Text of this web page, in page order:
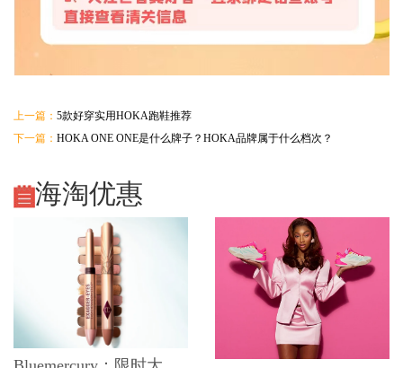
上一篇： 5款好穿实用HOKA跑鞋推荐
下一篇： HOKA ONE ONE是什么牌子？HOKA品牌属于什么档次？
海淘优惠